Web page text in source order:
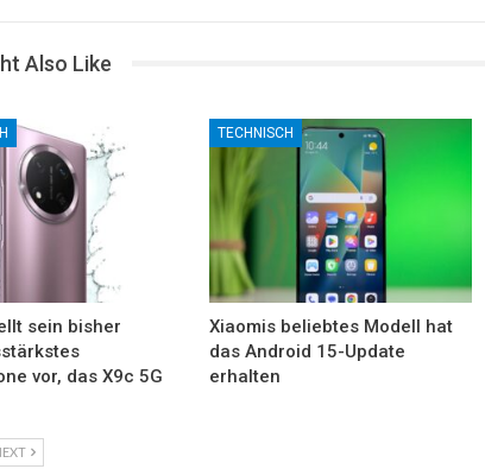
Also Like
sein bisher
vor, das X9c 5G
TECHNISCH
Xiaomis beliebtes Modell hat
das Android 15-Update
erhalten